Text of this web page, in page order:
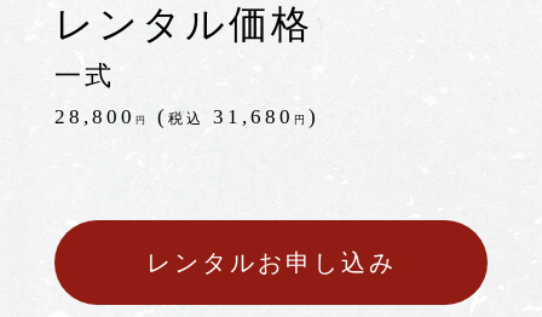
レンタル価格
一式
28,800 円 ( 税込 31,680 円 )
レンタルお申し込み